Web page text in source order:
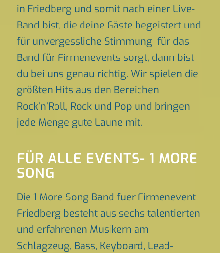
in Friedberg und somit nach einer Live-
Band bist, die deine Gäste begeistert und
für unvergessliche Stimmung für das
Band für Firmenevents sorgt, dann bist
du bei uns genau richtig. Wir spielen die
größten Hits aus den Bereichen
Rock’n’Roll, Rock und Pop und bringen
jede Menge gute Laune mit.
FÜR ALLE EVENTS- 1 MORE
SONG
Die 1 More Song Band fuer Firmenevent
Friedberg besteht aus sechs talentierten
und erfahrenen Musikern am
Schlagzeug, Bass, Keyboard, Lead-